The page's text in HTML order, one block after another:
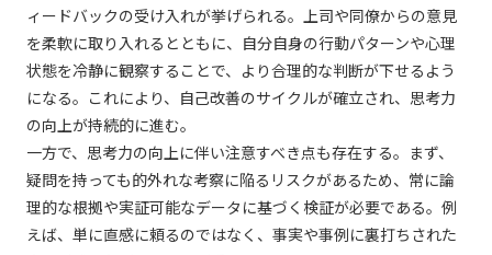
ィードバックの受け入れが挙げられる。上司や同僚からの意見
を柔軟に取り入れるとともに、自分自身の行動パターンや心理
状態を冷静に観察することで、より合理的な判断が下せるよう
になる。これにより、自己改善のサイクルが確立され、思考力
の向上が持続的に進む。
一方で、思考力の向上に伴い注意すべき点も存在する。まず、
疑問を持っても的外れな考察に陥るリスクがあるため、常に論
理的な根拠や実証可能なデータに基づく検証が必要である。例
えば、単に直感に頼るのではなく、事実や事例に裏打ちされた